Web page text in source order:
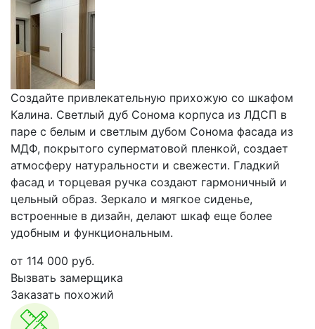
Создайте привлекательную прихожую со шкафом
Калина. Светлый дуб Сонома корпуса из ЛДСП в
паре с белым и светлым дубом Сонома фасада из
МДФ, покрытого суперматовой пленкой, создает
атмосферу натуральности и свежести. Гладкий
фасад и торцевая ручка создают гармоничный и
цельный образ. Зеркало и мягкое сиденье,
встроенные в дизайн, делают шкаф еще более
удобным и функциональным.
от 114 000 руб.
Вызвать замерщика
Заказать похожий